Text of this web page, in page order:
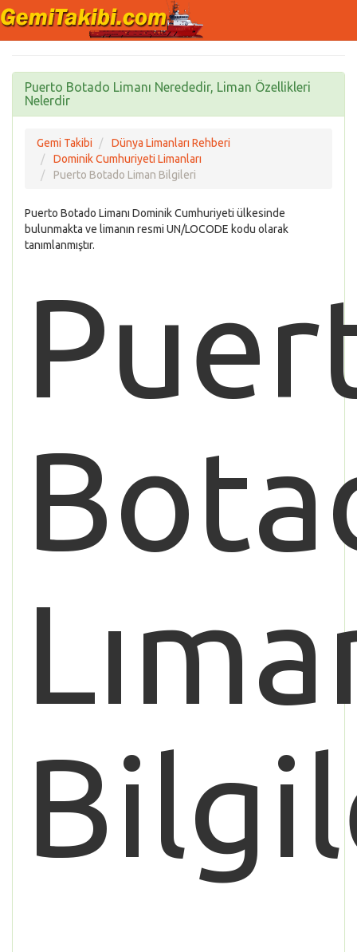
Puerto Botado Limanı Nerededir, Liman Özellikleri
Nelerdir
Gemi Takibi
Dünya Limanları Rehberi
Dominik Cumhuriyeti Limanları
Puerto Botado Liman Bilgileri
Puerto Botado Limanı Dominik Cumhuriyeti ülkesinde
bulunmakta ve limanın resmi UN/LOCODE kodu olarak
tanımlanmıştır.